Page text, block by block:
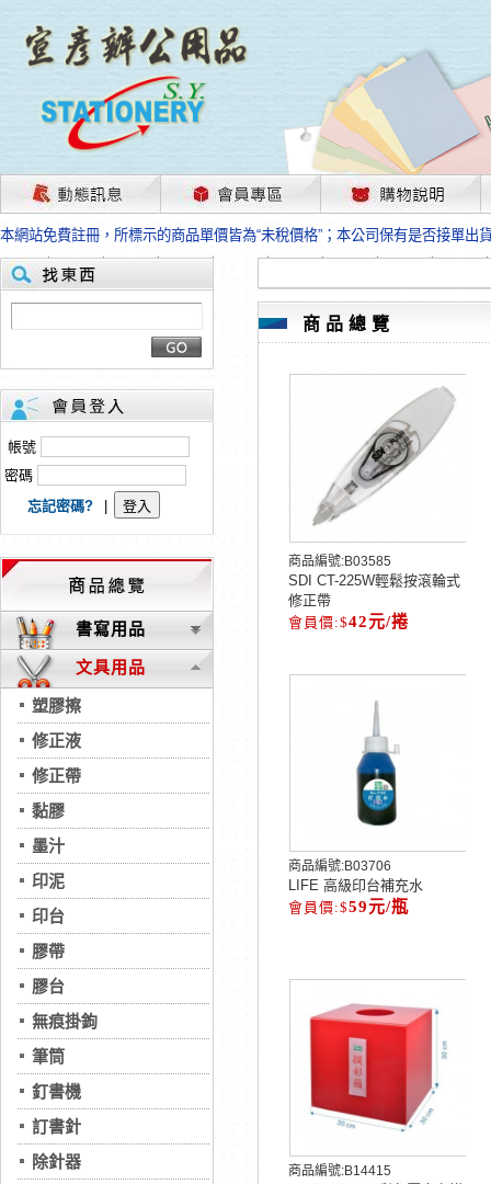
茲因國際情勢變化石油及塑化原物料波動漲幅甚大，部份上游供應商已採取
本網站免費註冊，所標示的商品單價皆為“未稅價格”；本公司保有是否接單出
HP、EPSON、CANON原廠耗材價格浮動，下單前請先跟客服人員確認最新
本網站免費註冊，所標示的商品單價皆為“未稅價格”；本公司保有是否接單出
匯款客戶請注意！因商品繁複來不及發現短缺，遂待客服人員跟您確認訂單
本網站免費註冊，所標示的商品單價皆為“未稅價格”；本公司保有是否接單出
茲因國際情勢變化石油及塑化原物料波動漲幅甚大，部份上游供應商已採取
本網站免費註冊，所標示的商品單價皆為“未稅價格”；本公司保有是否接單出
HP、EPSON、CANON原廠耗材價格浮動，下單前請先跟客服人員確認最新
本網站免費註冊，所標示的商品單價皆為“未稅價格”；本公司保有是否接單出
匯款客戶請注意！因商品繁複來不及發現短缺，遂待客服人員跟您確認訂單
本網站免費註冊，所標示的商品單價皆為“未稅價格”；本公司保有是否接單出
帳號
密碼
忘記密碼?
書寫用品
文具用品
塑膠擦
修正液
修正帶
黏膠
墨汁
印泥
印台
膠帶
膠台
無痕掛鉤
筆筒
釘書機
訂書針
除針器
商品總覽
商品編號:B03585
SDI CT-225W輕鬆按滾輪式
修正帶
42元/捲
商品編號:B03706
LIFE 高級印台補充水
59元/瓶
商品編號:B14415